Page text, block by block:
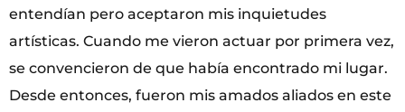
entendían pero aceptaron mis inquietudes
artísticas. Cuando me vieron actuar por primera vez,
se convencieron de que había encontrado mi lugar.
Desde entonces, fueron mis amados aliados en este